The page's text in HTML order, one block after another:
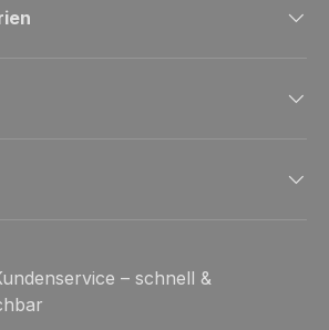
– schnell &